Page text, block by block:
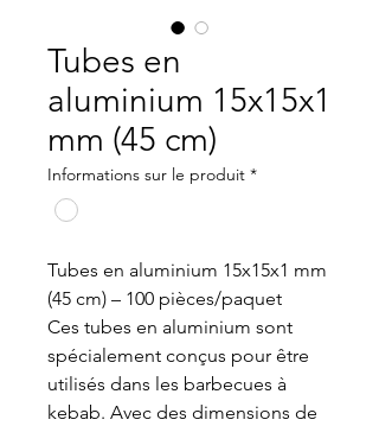
Tubes en
aluminium 15x15x1
mm (45 cm)
Informations sur le produit *
Tubes en aluminium 15x15x1 mm
(45 cm) – 100 pièces/paquet
Ces tubes en aluminium sont
spécialement conçus pour être
utilisés dans les barbecues à
kebab. Avec des dimensions de